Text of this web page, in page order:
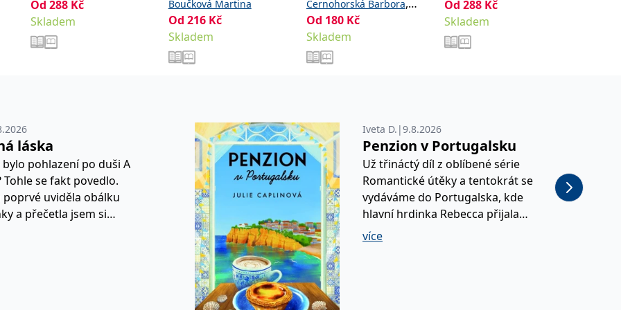
Od 288 Kč
Skladem
Boučková Martina
Od 216 Kč
Skladem
Černohorská Barbora,
Šebková Pavla
Od 180 Kč
Skladem
Tetourová Tereza
Jakobsen Barbora
Od 288 Kč
Skladem
láska
pohlazení po duši A
Tohle se fakt povedlo.
poprvé uviděla obálku
a přečetla jsem si
jsem, že tohle si
Hlavní hrdinku Josie
Iveta D. |9.8.2026
Penzion v Portugalsku
Už třináctý díl z oblíbené série
Romantické útěky a tentokrát se
vydáváme do Portugalska, kde
hlavní hrdinka Rebecca přijala
sezónní práci v penzionu. Doufá, že
díky tomu zapomene na svého
více